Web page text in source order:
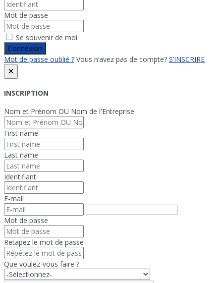
Mot de passe
Se souvenir de moi
Connexion
Mot de passe oublié ? Vous n’avez pas de compte? S’INSCRIRE
×
INSCRIPTION
Nom et Prénom OU Nom de l'Entreprise
First name
Last name
Identifiant
E-mail
Mot de passe
Retapez le mot de passe
Que voulez-vous faire ?